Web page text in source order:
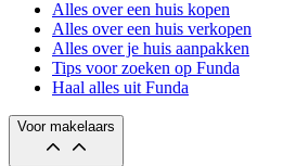
Alles over een huis kopen
Alles over een huis verkopen
Alles over je huis aanpakken
Tips voor zoeken op Funda
Haal alles uit Funda
Voor makelaars